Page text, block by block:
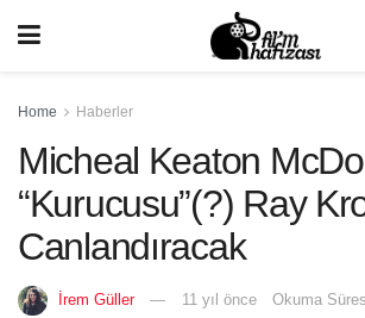
Home Haberler
Micheal Keaton
“Kurucusu”(?) Ray
Canlandıracak
İrem Güller 11 yıl önce Okuma